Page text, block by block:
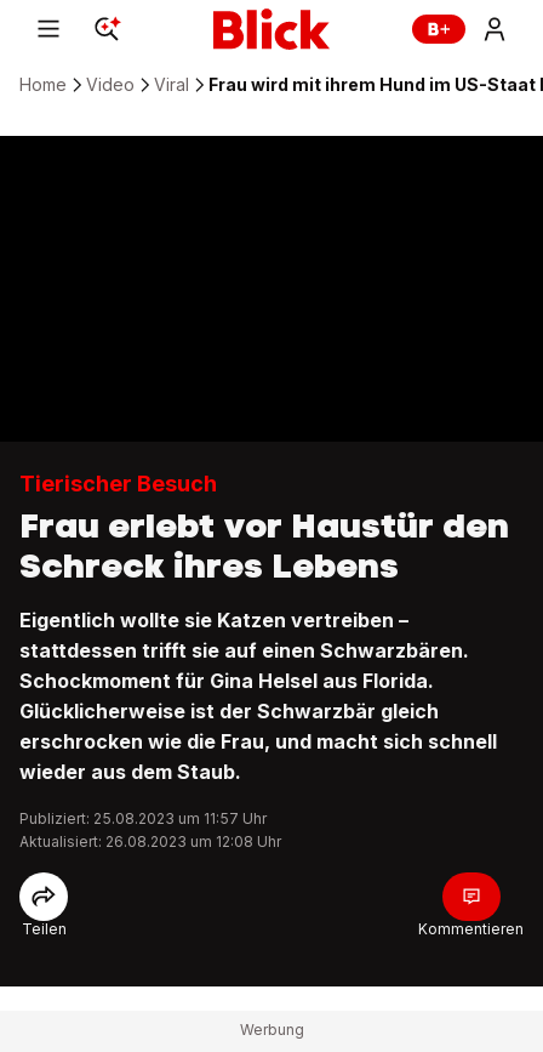
Home Video Viral Frau wird mit ihrem Hund im US-
Tierischer Besuch
Frau erlebt vor Haustür den
Schreck ihres Lebens
Eigentlich wollte sie Katzen vertreiben –
stattdessen trifft sie auf einen Schwarzbären.
Schockmoment für Gina Helsel aus Florida.
Glücklicherweise ist der Schwarzbär gleich
erschrocken wie die Frau, und macht sich schnell
wieder aus dem Staub.
Publiziert: 25.08.2023 um 11:57 Uhr
Aktualisiert: 26.08.2023 um 12:08 Uhr
Teilen Kommentieren